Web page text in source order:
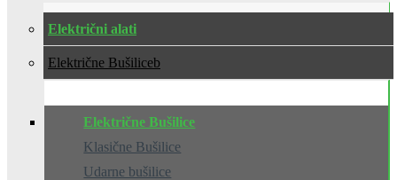
Električni alati
Električne Bušilice
Električne Bušilice
Klasične Bušilice
Udarne bušilice